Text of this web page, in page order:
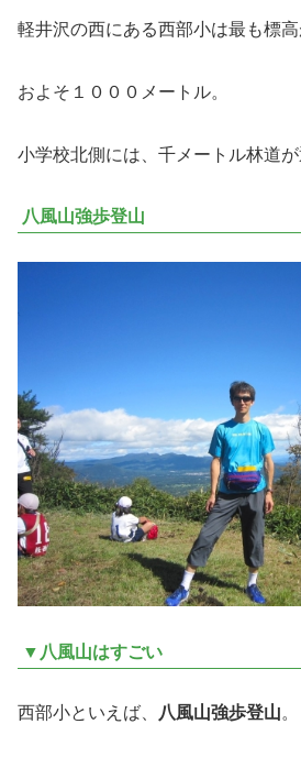
軽井沢の西にある西部小は最も標高
およそ１０００メートル。
小学校北側には、千メートル林道が
八風山強歩登山
▼八風山はすごい
西部小といえば、 八風山強歩登山。